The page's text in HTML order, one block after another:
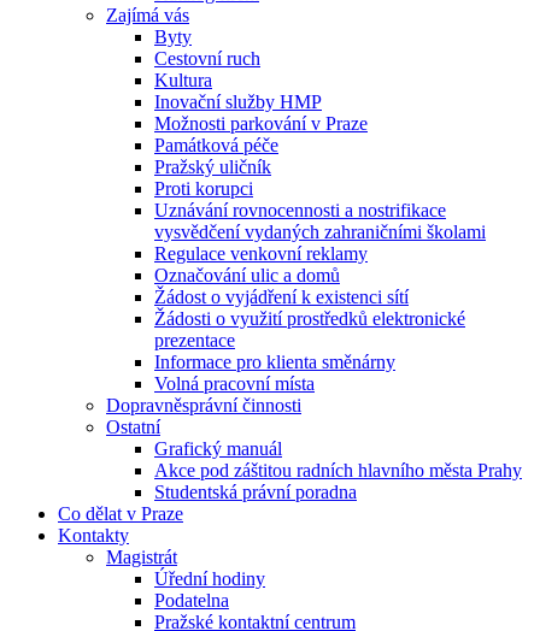
Zajímá vás
Byty
Cestovní ruch
Kultura
Inovační služby HMP
Možnosti parkování v Praze
Památková péče
Pražský uličník
Proti korupci
Uznávání rovnocennosti a nostrifikace
vysvědčení vydaných zahraničními školami
Regulace venkovní reklamy
Označování ulic a domů
Žádost o vyjádření k existenci sítí
Žádosti o využití prostředků elektronické
prezentace
Informace pro klienta směnárny
Volná pracovní místa
Dopravněsprávní činnosti
Ostatní
Grafický manuál
Akce pod záštitou radních hlavního města Prahy
Studentská právní poradna
Co dělat v Praze
Kontakty
Magistrát
Úřední hodiny
Podatelna
Pražské kontaktní centrum